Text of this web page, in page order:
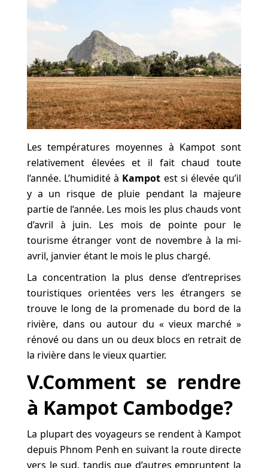
Les températures moyennes à Kampot sont
relativement élevées et il fait chaud toute
l’année. L’humidité à Kampot est si élevée qu’il
y a un risque de pluie pendant la majeure
partie de l’année. Les mois les plus chauds vont
d’avril à juin. Les mois de pointe pour le
tourisme étranger vont de novembre à la mi-
avril, janvier étant le mois le plus chargé.
La concentration la plus dense d’entreprises
touristiques orientées vers les étrangers se
trouve le long de la promenade du bord de la
rivière, dans ou autour du « vieux marché »
rénové ou dans un ou deux blocs en retrait de
la rivière dans le vieux quartier.
V.Comment se rendre
à Kampot Cambodge?
La plupart des voyageurs se rendent à Kampot
depuis Phnom Penh en suivant la route directe
vers le sud, tandis que d’autres empruntent la